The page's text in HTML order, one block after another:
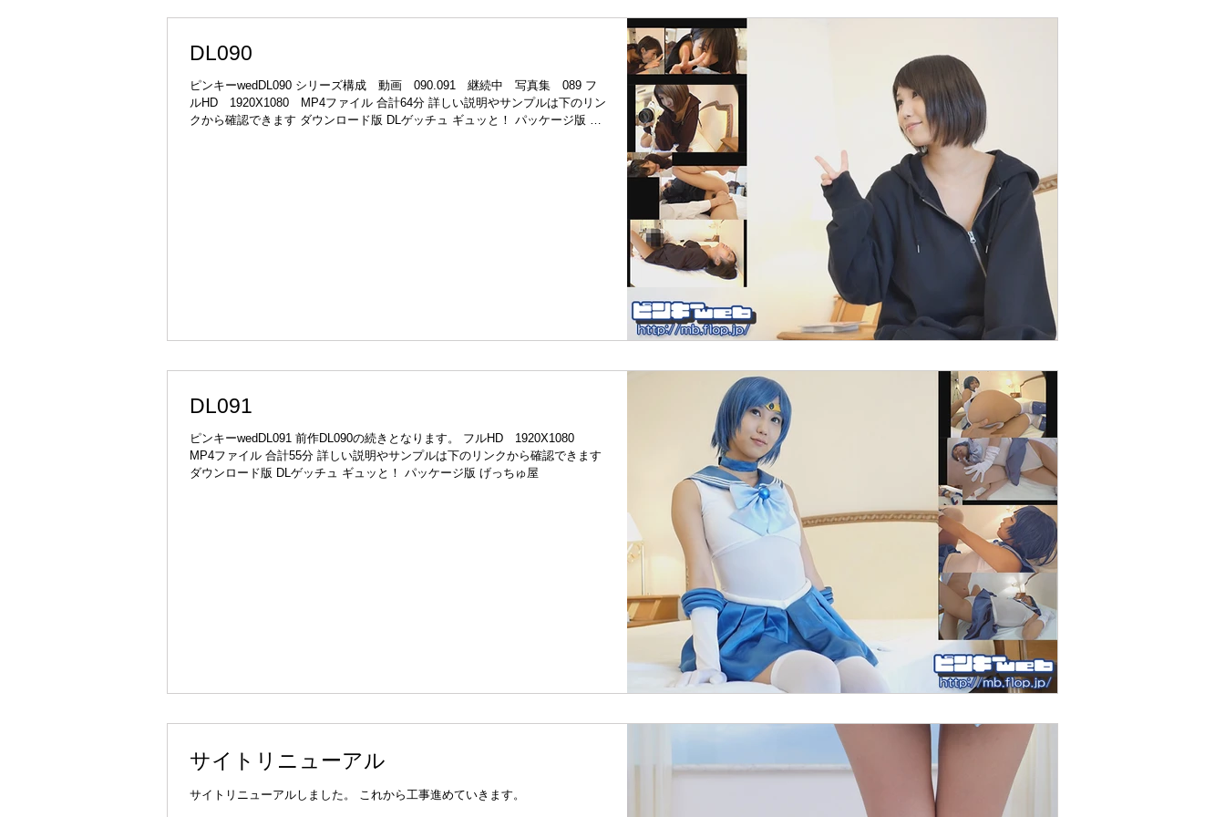
DL090
ピンキーwedDL090 シリーズ構成 動画 090.091 継続中 写真集 089 フ
ルHD 1920X1080 MP4ファイル 合計64分 詳しい説明やサンプルは下のリン
クから確認できます ダウンロード版 DLゲッチュ ギュッと！ パッケージ版 げ
DL091
ピンキーwedDL091 前作DL090の続きとなります。 フルHD 1920X1080
MP4ファイル 合計55分 詳しい説明やサンプルは下のリンクから確認できます
ダウンロード版 DLゲッチュ ギュッと！ パッケージ版 げっちゅ屋
サイトリニューアル
サイトリニューアルしました。 これから工事進めていきます。